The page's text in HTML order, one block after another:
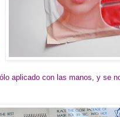
aplicado con las manos, y se